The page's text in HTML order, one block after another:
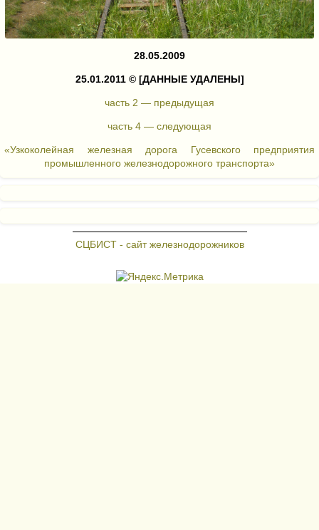
28.05.2009
25.01.2011 © [ДАННЫЕ УДАЛЕНЫ]
часть 2 — предыдущая
часть 4 — следующая
«Узкоколейная железная дорога Гусевского предприятия
промышленного железнодорожного транспорта»
СЦБИСТ - сайт железнодорожников